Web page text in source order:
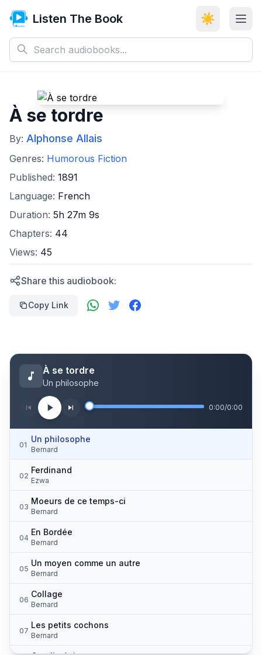
Listen The Book ☀️
À se tordre
By: Alphonse Allais
Genres: Humorous Fiction
Published: 1891
Language: French
Duration: 5h 27m 9s
Chapters: 44
Views: 45
Share this audiobook:
Copy Link
À se tordre
Un philosophe
0:00/0:00
01
Un philosophe
Bernard
02
Ferdinand
Ezwa
03
Moeurs de ce temps-ci
Bernard
04
En Bordée
Bernard
05
Un moyen comme un autre
Bernard
06
Collage
Bernard
07
Les petits cochons
Bernard